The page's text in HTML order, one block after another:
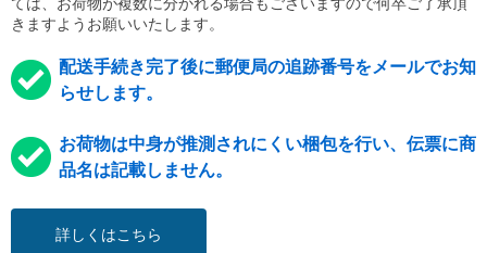
ては、お荷物が複数に分かれる場合もございますので何卒ご了承頂
きますようお願いいたします。
配送手続き完了後に郵便局の追跡番号をメールでお知
らせします。
お荷物は中身が推測されにくい梱包を行い、伝票に商
品名は記載しません。
詳しくはこちら